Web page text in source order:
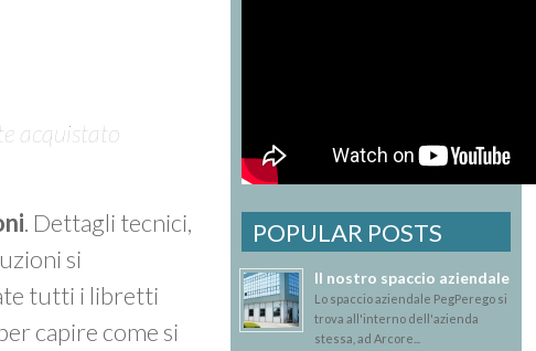
acquistato
. Dettagli tecnici,
si
tutti i libretti
capire come si
POPULAR POSTS
Il nostro spaccio aziendale
Lo spaccio aziendale PegPerego si
trova all'interno dell'azienda
stessa, ad Arcore...